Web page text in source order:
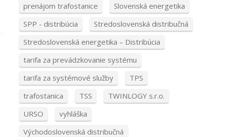
prenájom trafostanice
Slovenská energetika
SPP - distribúcia
Stredoslovenská distribučná
Stredoslovenská energetika – Distribúcia
tarifa za prevádzkovanie systému
tarifa za systémové služby
TPS
trafostanica
TSS
TWINLOGY s.r.o.
URSO
vyhláška
Východoslovenská distribučná